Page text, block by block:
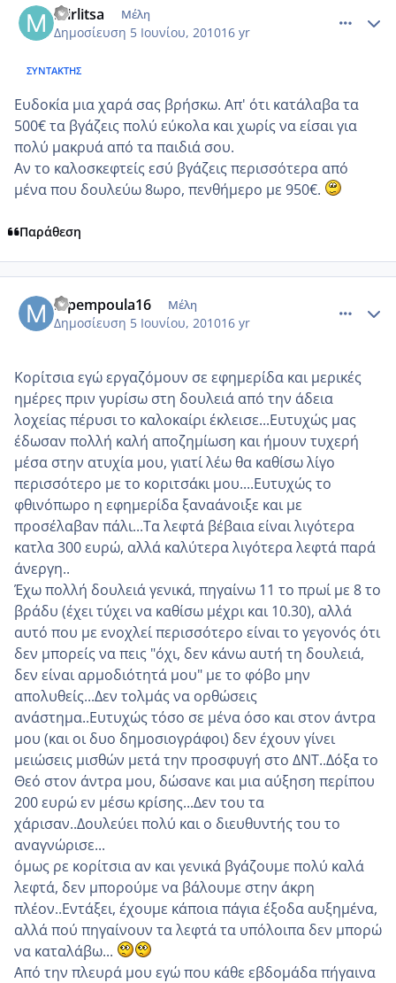
mirlitsa Μέλη
Δημοσίευση 5 Ιουνίου, 201016 yr
ΣΥΝΤΆΚΤΗΣ
Ευδοκία μια χαρά σας βρήσκω. Απ' ότι κατάλαβα τα
500€ τα βγάζεις πολύ εύκολα και χωρίς να είσαι για
πολύ μακρυά από τα παιδιά σου.
Αν το καλοσκεφτείς εσύ βγάζεις περισσότερα από
μένα που δουλεύω 8ωρο, πενθήμερο με 950€.
Παράθεση
mpempoula16 Μέλη
Δημοσίευση 5 Ιουνίου, 201016 yr
Κορίτσια εγώ εργαζόμουν σε εφημερίδα και μερικές
ημέρες πριν γυρίσω στη δουλειά από την άδεια
λοχείας πέρυσι το καλοκαίρι έκλεισε...Ευτυχώς μας
έδωσαν πολλή καλή αποζημίωση και ήμουν τυχερή
μέσα στην ατυχία μου, γιατί λέω θα καθίσω λίγο
περισσότερο με το κοριτσάκι μου....Ευτυχώς το
φθινόπωρο η εφημερίδα ξαναάνοιξε και με
προσέλαβαν πάλι...Τα λεφτά βέβαια είναι λιγότερα
κατλα 300 ευρώ, αλλά καλύτερα λιγότερα λεφτά παρά
άνεργη..
Έχω πολλή δουλειά γενικά, πηγαίνω 11 το πρωί με 8 το
βράδυ (έχει τύχει να καθίσω μέχρι και 10.30), αλλά
αυτό που με ενοχλεί περισσότερο είναι το γεγονός ότι
δεν μπορείς να πεις "όχι, δεν κάνω αυτή τη δουλειά,
δεν είναι αρμοδιότητά μου" με το φόβο μην
απολυθείς...Δεν τολμάς να ορθώσεις
ανάστημα..Ευτυχώς τόσο σε μένα όσο και στον άντρα
μου (και οι δυο δημοσιογράφοι) δεν έχουν γίνει
μειώσεις μισθών μετά την προσφυγή στο ΔΝΤ..Δόξα το
Θεό στον άντρα μου, δώσανε και μια αύξηση περίπου
200 ευρώ εν μέσω κρίσης...Δεν του τα
χάρισαν..Δουλεύει πολύ και ο διευθυντής του το
αναγνώρισε...
όμως ρε κορίτσια αν και γενικά βγάζουμε πολύ καλά
λεφτά, δεν μπορούμε να βάλουμε στην άκρη
πλέον..Εντάξει, έχουμε κάποια πάγια έξοδα αυξημένα,
αλλά πού πηγαίνουν τα λεφτά τα υπόλοιπα δεν μπορώ
να καταλάβω...
Από την πλευρά μου εγώ που κάθε εβδομάδα πήγαινα